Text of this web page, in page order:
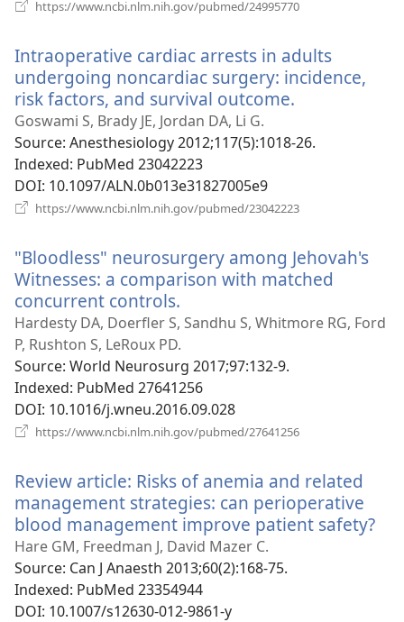
https://www.ncbi.nlm.nih.gov/pubmed/24995770
вікні)
Intraoperative cardiac arrests in adults
undergoing noncardiac surgery: incidence,
risk factors, and survival outcome.
новому
Goswami S, Brady JE, Jordan DA, Li G.
Source‎: Anesthesiology 2012;117(5):1018-26.
Indexed‎: PubMed 23042223
DOI‎: 10.1097/ALN.0b013e31827005e9
https://www.ncbi.nlm.nih.gov/pubmed/23042223
вікні)
"Bloodless" neurosurgery among Jehovah's
Witnesses: a comparison with matched
concurrent controls.
у
вікні)
Hardesty DA, Doerfler S, Sandhu S, Whitmore RG, Ford
P, Rushton S, LeRoux PD.
Source‎: World Neurosurg 2017;97:132-9.
Indexed‎: PubMed 27641256
DOI‎: 10.1016/j.wneu.2016.09.028
https://www.ncbi.nlm.nih.gov/pubmed/27641256
вікні)
Review article: Risks of anemia and related
management strategies: can perioperative
blood management improve patient safety?
Hare GM, Freedman J, David Mazer C.
Source‎: Can J Anaesth 2013;60(2):168-75.
Indexed‎: PubMed 23354944
DOI‎: 10.1007/s12630-012-9861-y